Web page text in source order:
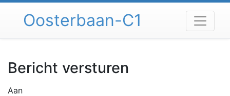
naar
Oosterbaan-C1
Bericht versturen
Aan